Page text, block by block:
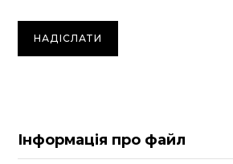
Інформація про файл